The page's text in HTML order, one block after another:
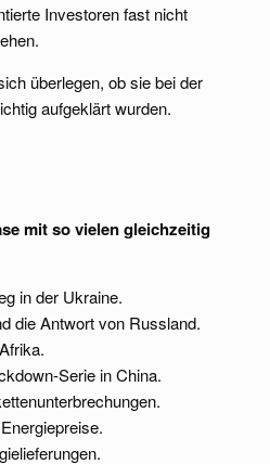
Investoren fast nicht
überlegen, ob sie bei der
aufgeklärt wurden.
mit so vielen gleichzeitig
in der Ukraine.
die Antwort von Russland.
Serie in China.